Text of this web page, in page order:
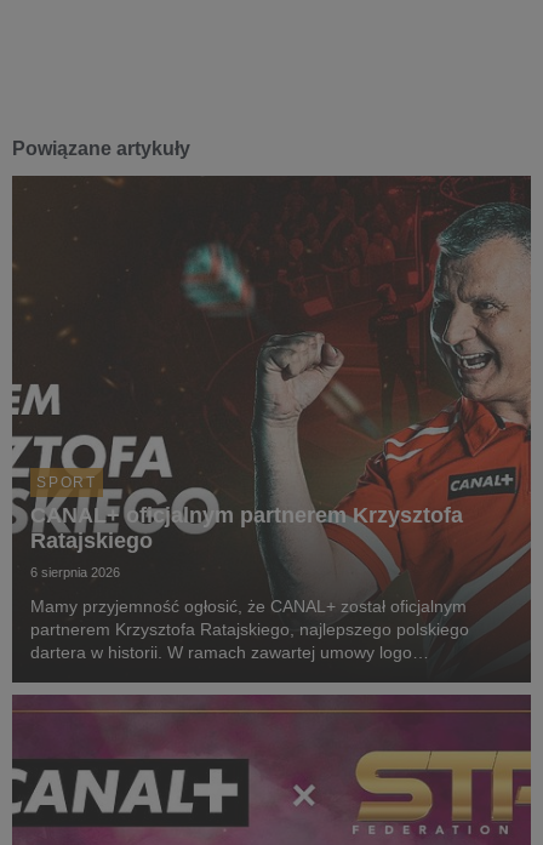
Powiązane artykuły
SPORT
CANAL+ oficjalnym partnerem Krzysztofa
Ratajskiego
6 sierpnia 2026
Mamy przyjemność ogłosić, że CANAL+ został oficjalnym
partnerem Krzysztofa Ratajskiego, najlepszego polskiego
dartera w historii. W ramach zawartej umowy logo
startowych naszego zawodnika podczas